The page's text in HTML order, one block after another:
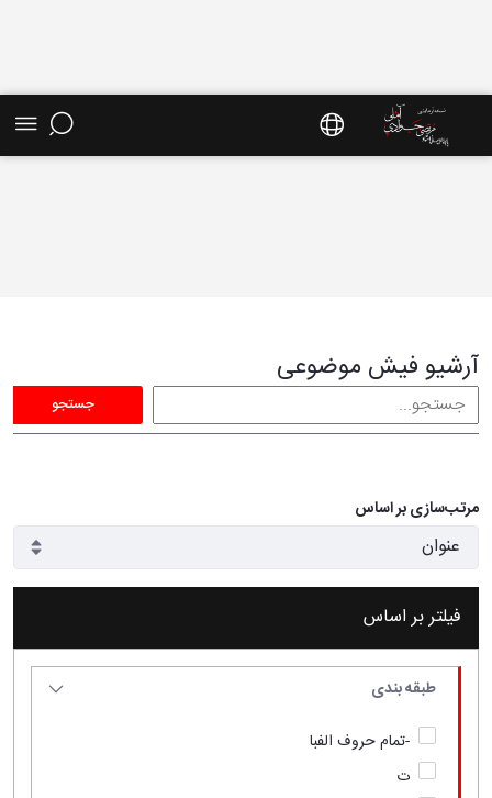
آرشیو فیش موضوعی
جستجو
مرتب‌سازی بر اساس
فیلتر بر اساس
طبقه بندی
-تمام حروف الفبا
ت